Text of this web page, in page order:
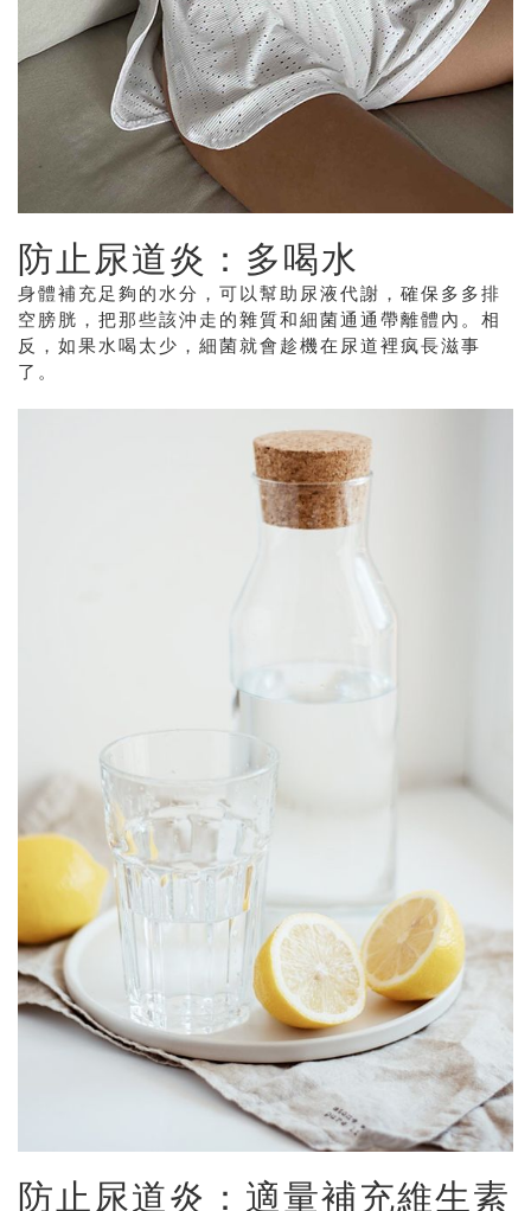
防止尿道炎：多喝水
身體補充足夠的水分，可以幫助尿液代謝，確保多多排
空膀胱，把那些該沖走的雜質和細菌通通帶離體內。相
反，如果水喝太少，細菌就會趁機在尿道裡疯長滋事
了。
防止尿道炎：適量補充維生素